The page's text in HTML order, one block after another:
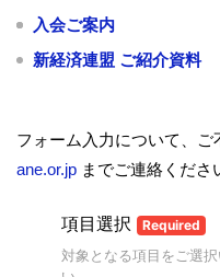
入会ご案内
新経済連盟 ご紹介資料
フォーム入力について、ご
ane.or.jp までご連絡くださ